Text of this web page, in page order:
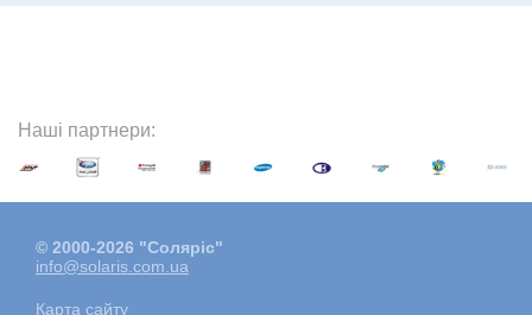
Наші партнери:
© 2000-2026 "Соляріс"
info@solaris.com.ua
Карта сайту